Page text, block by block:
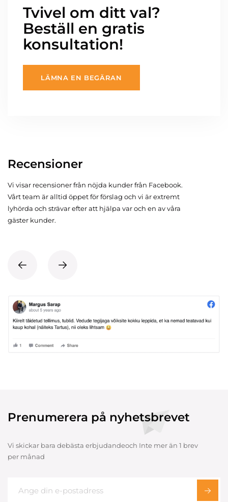
Tvivel om ditt val?
Beställ en gratis
konsultation!
LÄMNA EN BEGÄRAN
Recensioner
Vi visar recensioner från nöjda kunder från Facebook.
Vårt team är alltid öppet för förslag och vi är extremt
lyhörda och strävar efter att hjälpa var och en av våra
gäster kunder.
Prenumerera på nyhetsbrevet
Vi skickar bara debästa erbjudandeoch Inte mer än 1 brev
per månad